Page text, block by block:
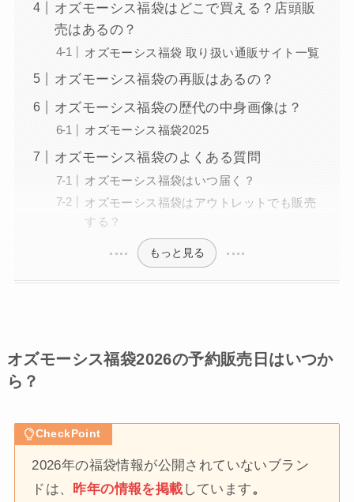
オズモーシス福袋はどこで買える？店頭販
売はあるの？
オズモーシス福袋 取り扱い通販サイト一覧
オズモーシス福袋の再販はあるの？
オズモーシス福袋の歴代の中身画像は？
オズモーシス福袋2025
オズモーシス福袋のよくある質問
オズモーシス福袋はいつ届く？
オズモーシス福袋はアウトレットでも販売
する？
もっと見る
オズモーシス福袋2026の予約販売日はいつか
ら？
CheckPoint
2026年の福袋情報が公開されていないブラン
ドは、 昨年の情報を掲載 しています。